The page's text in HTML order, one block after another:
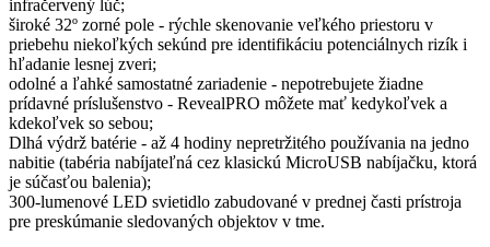
infračervený lúč;
široké 32º zorné pole - rýchle skenovanie veľkého priestoru v
priebehu niekoľkých sekúnd pre identifikáciu potenciálnych rizík i
hľadanie lesnej zveri;
odolné a ľahké samostatné zariadenie - nepotrebujete žiadne
prídavné príslušenstvo - RevealPRO môžete mať kedykoľvek a
kdekoľvek so sebou;
Dlhá výdrž batérie - až 4 hodiny nepretržitého používania na jedno
nabitie (tabéria nabíjateľná cez klasickú MicroUSB nabíjačku, ktorá
je súčasťou balenia);
300-lumenové LED svietidlo zabudované v prednej časti prístroja
pre preskúmanie sledovaných objektov v tme.